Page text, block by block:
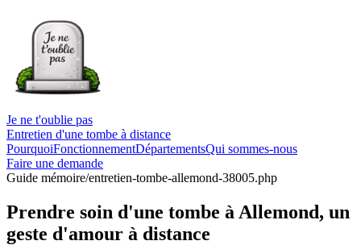
Je ne t'oublie pas
Entretien d'une tombe à distance
PourquoiFonctionnementDépartementsQui sommes-nous
Faire une demande
Guide mémoire/entretien-tombe-allemond-38005.php
Prendre soin d'une tombe à Allemond, un
geste d'amour à distance